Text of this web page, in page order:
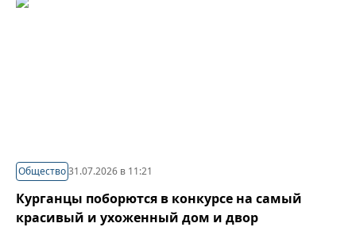
Общество31.07.2026 в 11:21
Курганцы поборются в конкурсе на самый
красивый и ухоженный дом и двор